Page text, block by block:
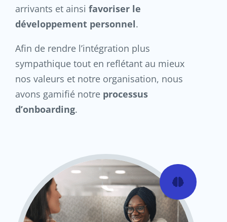
arrivants et ainsi favoriser le
développement personnel.
Afin de rendre l’intégration plus
sympathique tout en reflétant au mieux
nos valeurs et notre organisation, nous
avons gamifié notre processus
d’onboarding.
